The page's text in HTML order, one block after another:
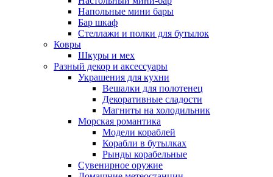
Напольные мини бары
Бар шкаф
Стеллажи и полки для бутылок
Ковры
Шкуры и мех
Разный декор и аксессуары
Украшения для кухни
Вешалки для полотенец
Декоративные сладости
Магниты на холодильник
Морская романтика
Модели кораблей
Корабли в бутылках
Рынды корабельные
Сувенирное оружие